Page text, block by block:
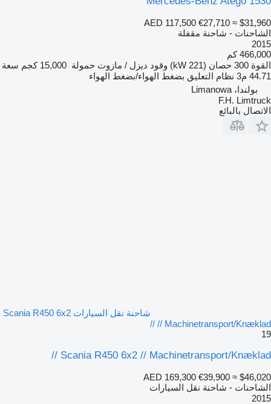
AED 117,500 €27,710 ≈ $31,960
الشاحنات - شاحنة مقفلة
2015
466,000 كم
القوة 300 حصان (221 kW) وقود ديزل / مازوت حمولة 15,000 كجم
سعة
44.71 م3
نظام التعليق بضغط الهواء/بضغط الهواء
بولندا، Limanowa
F.H. Limtruck
الاتصال بالبائع
شاحنة نقل السيارات Scania R450 6x2
// Machinetransport/Knæklad //
19
Scania R450 6x2 // Machinetransport/Knæklad //
AED 169,300 €39,900 ≈ $46,020
الشاحنات - شاحنة نقل السيارات
2015